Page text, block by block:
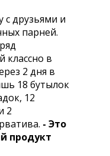
друзьями и
парней.
классно в
2 дня в
18 бутылок
12
2
- Это
продукт